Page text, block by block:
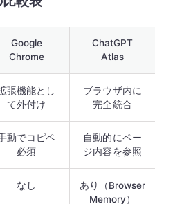
Google
Chrome
ChatGPT
Atlas
張機能とし
て外付け
ブラウザ内に
完全統合
動でコピペ
必須
自動的にペー
ジ内容を参照
なし
あり（Browser
Memory）